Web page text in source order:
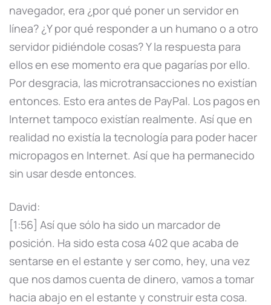
navegador, era ¿por qué poner un servidor en
línea? ¿Y por qué responder a un humano o a otro
servidor pidiéndole cosas? Y la respuesta para
ellos en ese momento era que pagarías por ello.
Por desgracia, las microtransacciones no existían
entonces. Esto era antes de PayPal. Los pagos en
Internet tampoco existían realmente. Así que en
realidad no existía la tecnología para poder hacer
micropagos en Internet. Así que ha permanecido
sin usar desde entonces.
David:
[1:56] Así que sólo ha sido un marcador de
posición. Ha sido esta cosa 402 que acaba de
sentarse en el estante y ser como, hey, una vez
que nos damos cuenta de dinero, vamos a tomar
hacia abajo en el estante y construir esta cosa.